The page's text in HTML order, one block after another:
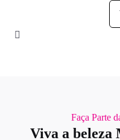
Faça Parte
Viva a beleza